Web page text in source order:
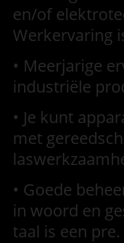
en/of
Werkervaring
• Meerjarige
industriële
• Je kunt
met
• Goede
in woord en
taal is een pre.